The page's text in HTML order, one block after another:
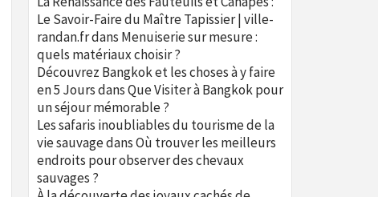
Le Savoir-Faire du Maître Tapissier | ville-
randan.frdans Menuiserie sur mesure :
quels matériaux choisir ?
Découvrez Bangkok et les choses à y faire
en 5 JoursdansQue Visiter à Bangkok pour
un séjour mémorable ?
Les safaris inoubliables du tourisme de la
vie sauvagedansOù trouver les meilleurs
endroits pour observer des chevaux
sauvages ?